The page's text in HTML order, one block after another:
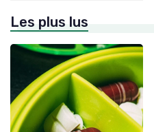
Les plus lus